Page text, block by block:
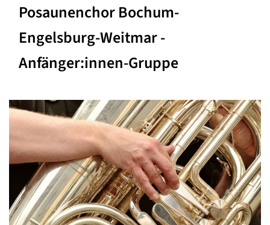
Posaunenchor Bochum-
Engelsburg-Weitmar -
Anfänger:innen-Gruppe